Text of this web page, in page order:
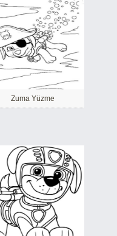
Zuma Yüzme